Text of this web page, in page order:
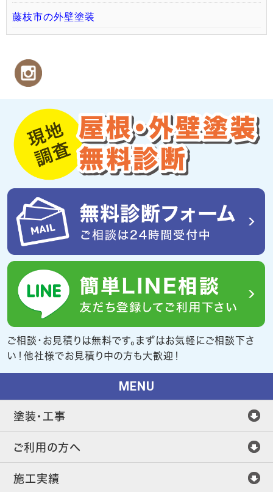
藤枝市の外壁塗装
ご相談・お見積りは無料です。まずはお気軽にご相談下さ
い！他社様でお見積り中の方も大歓迎！
MENU
塗装・工事
ご利用の方へ
施工実績